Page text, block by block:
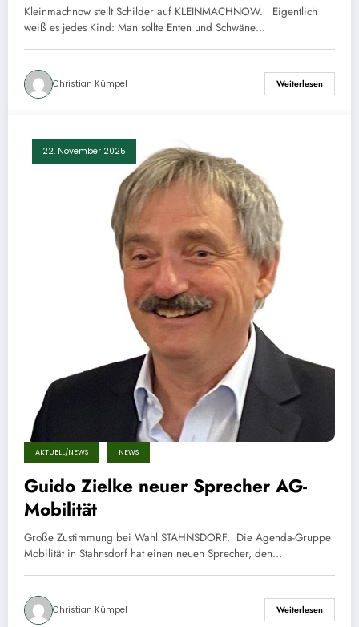
Kleinmachnow stellt Schilder auf KLEINMACHNOW. Eigentlich
weiß es jedes Kind: Man sollte Enten und Schwäne…
Christian Kümpel Weiterlesen
22. November 2025
AKTUELL/NEWS NEWS
Guido Zielke neuer Sprecher AG-
Mobilität
Große Zustimmung bei Wahl STAHNSDORF. Die Agenda-Gruppe
Mobilität in Stahnsdorf hat einen neuen Sprecher, den…
Christian Kümpel Weiterlesen